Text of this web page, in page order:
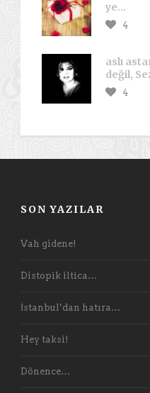
ye…
4
aslı
değil,
4
SON YAZILAR
Vah gidene!
Distopik iltica…
İstanbul’dan hatıra…
Hey taksi!
Dönence…